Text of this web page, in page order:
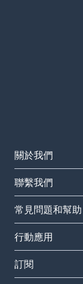
關於我們
聯繫我們
常見問題和幫助
行動應用
訂閱